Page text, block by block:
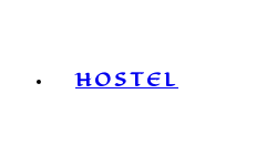
HOSTEL